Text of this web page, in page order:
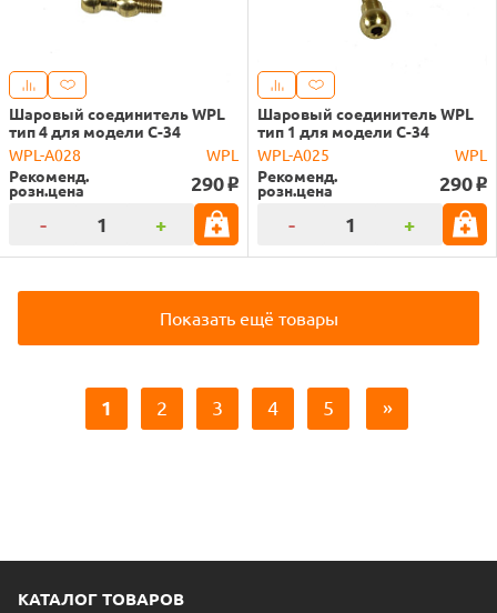
Шаровый соединитель WPL
тип 4 для модели C-34
WPL-A028
WPL
Рекоменд.
розн.цена 290 o
- +
Шаровый соединитель WPL
тип 1 для модели C-34
WPL-A025
WPL
Рекоменд.
розн.цена 290 o
- +
Показать ещё товары
1 2 3 4 5 »
КАТАЛОГ ТОВАРОВ